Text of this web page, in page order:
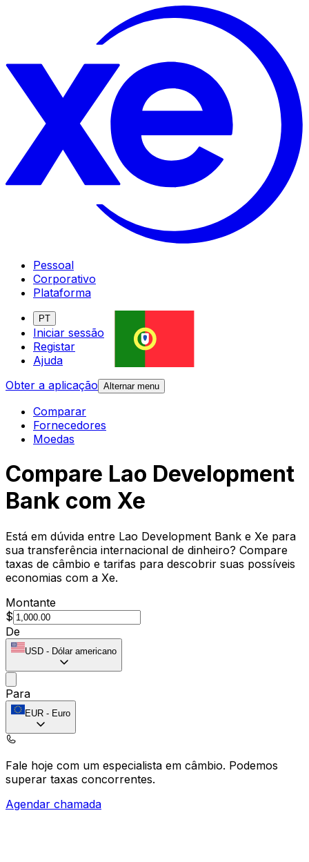
Pessoal
Corporativo
Plataforma
PT
Iniciar sessão
Registar
Ajuda
Obter a aplicação Alternar menu
Comparar
Fornecedores
Moedas
Compare Lao Development
Bank com Xe
Está em dúvida entre Lao Development Bank e Xe para
sua transferência internacional de dinheiro? Compare
taxas de câmbio e tarifas para descobrir suas possíveis
economias com a Xe.
Montante
$
De
USD - Dólar americano
Para
EUR - Euro
Fale hoje com um especialista em câmbio. Podemos
superar taxas concorrentes.
Agendar chamada